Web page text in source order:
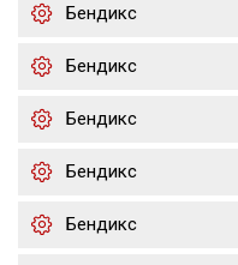
Бендикс
Бендикс
Бендикс
Бендикс
Бендикс